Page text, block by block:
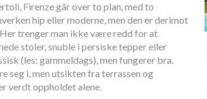
Firenze går over to plan, med to
hip eller moderne, men den er derimot
trenger man ikke være redd for at
stoler, snuble i persiske tepper eller
(les: gammeldags), men fungerer bra.
seg i, men utsikten fra terrassen og
verdt oppholdet alene.